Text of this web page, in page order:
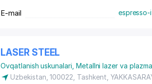
E-mail espresso-
LASER STEEL
Ovqatlanish uskunalari Metallni lazer va
Uzbekistan, 100022, Tashkent,